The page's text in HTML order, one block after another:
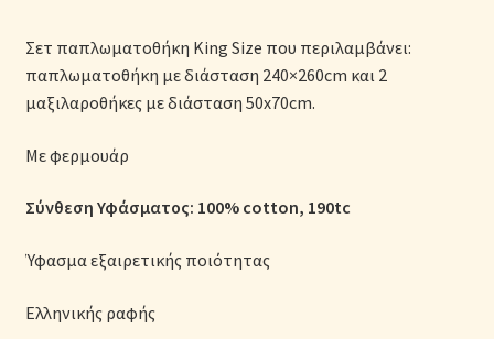
Ολοκλήρωση παραγγελίας
Παπλώματα για Ζεστασιά & Άνεση
Παπλωματοθήκες
Σετ παπλωματοθήκη King Size που περιλαμβάνει:
παπλωματοθήκη με διάσταση 240×260cm και 2
μαξιλαροθήκες με διάσταση 50x70cm.
Με φερμουάρ
Σύνθεση Υφάσματος: 100% cotton, 190tc
Ύφασμα εξαιρετικής ποιότητας
Ελληνικής ραφής